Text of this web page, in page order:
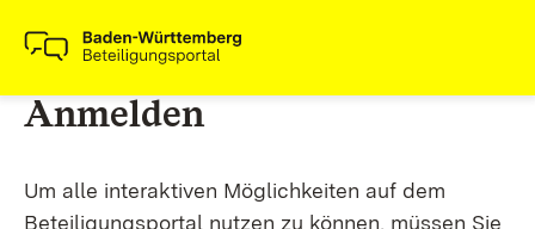
Anmelden
Um alle interaktiven Möglichkeiten auf dem
Beteiligungsportal nutzen zu können, müssen Sie